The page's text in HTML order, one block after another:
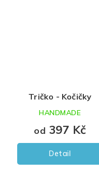
Tričko - Kočičky
od 397 Kč
Detail
HANDMADE